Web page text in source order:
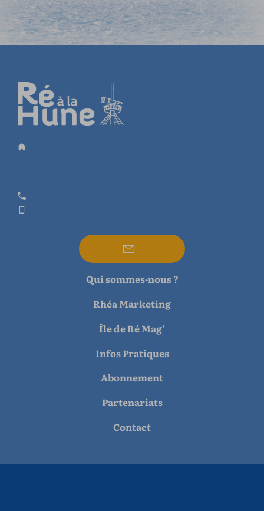
Qui sommes-nous ?
Rhéa Marketing
Île de Ré Mag’
Infos Pratiques
Abonnement
Partenariats
Contact